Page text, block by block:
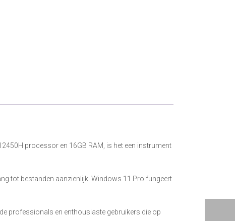
processor en 16GB RAM, is het een instrument
tot bestanden aanzienlijk. Windows 11 Pro fungeert
professionals en enthousiaste gebruikers die op